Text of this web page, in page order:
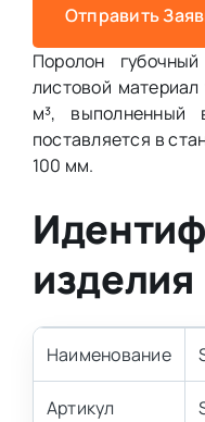
Отправить
Поролон
листовой
м³, выполненный
поставляется в
100 мм.
изделия
Наименование
Артикул